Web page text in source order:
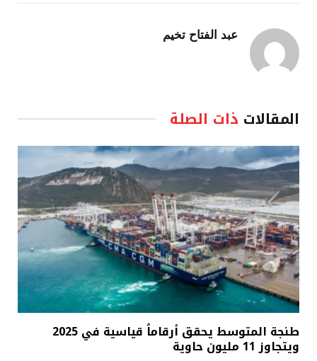
عبد الفتاح تخيم
المقالات ذات الصلة
طنجة المتوسط يحقق أرقاماً قياسية في 2025
ويتجاوز 11 مليون حاوية